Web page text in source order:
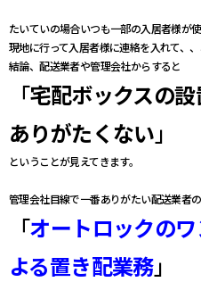
たいていの場合いつも一部の入居者様が
現地に行って入居者様に連絡を入れて、、
結論、配送業者や管理会社からすると
「宅配ボックスの
ありがたくない 」
ということが見えてきます。
管理会社目線で一番ありがたい配送業者
「オートロックの
よる置き配業務」